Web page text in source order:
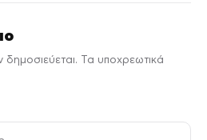
Τα υποχρεωτικά